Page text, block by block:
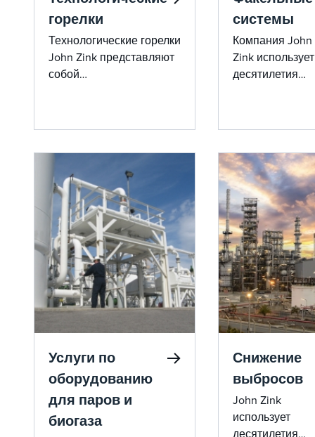
горелки
Технологические горелки
John Zink представляют
собой
промышленного
применения,
гарантирующие
надежность и
соответствие
экологическим
требованиям.
системы
Компания John
Zink использует
десятилетия
систем
на факелах,
которые
обеспечивают
безопасность,
надежность и
Услуги по
оборудованию
для паров и
биогаза
Снижение
выбросов
John Zink
использует